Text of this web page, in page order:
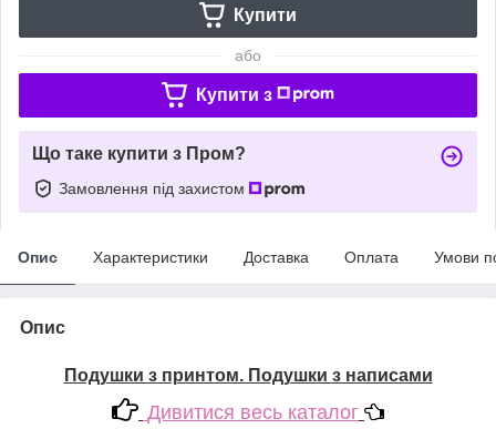
Купити
або
Купити з
Що таке купити з Пром?
Замовлення під захистом
Опис Характеристики Доставка Оплата Умови
Опис
Подушки з принтом. Подушки з написами
Дивитися весь каталог